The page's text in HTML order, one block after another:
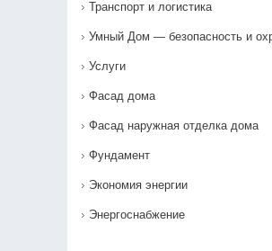
Транспорт и логистика
Умный Дом — безопасность и
Услуги
Фасад дома
Фасад наружная отделка дома
Фундамент
Экономия энергии
Энергоснабжение